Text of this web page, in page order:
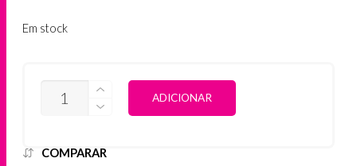
Em stock
QUANTIDADE
4K
ADICIONAR
COMPARAR